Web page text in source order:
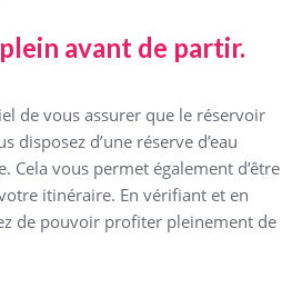
avant de partir.
de vous assurer que le réservoir
disposez d’une réserve d’eau
vous permet également d’être
itinéraire. En vérifiant et en
de pouvoir profiter pleinement de